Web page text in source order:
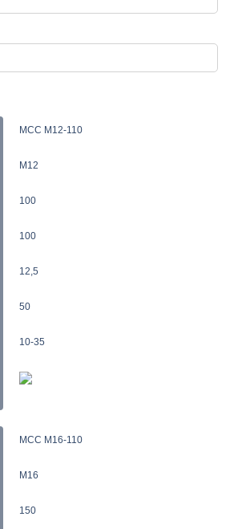
MCC M12-110
M12
100
100
12,5
50
10-35
MCC M16-110
M16
150